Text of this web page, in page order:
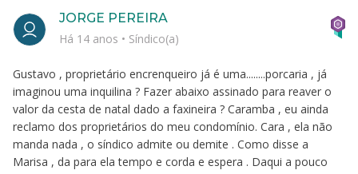
Gustavo , proprietário encrenqueiro já é uma........porcaria , já
imaginou uma inquilina ? Fazer abaixo assinado para reaver o
valor da cesta de natal dado a faxineira ? Caramba , eu ainda
reclamo dos proprietários do meu condomínio. Cara , ela não
manda nada , o síndico admite ou demite . Como disse a
Marisa , da para ela tempo e corda e espera . Daqui a pouco
JORGE PEREIRA
Há 14 anos • Síndico(a)